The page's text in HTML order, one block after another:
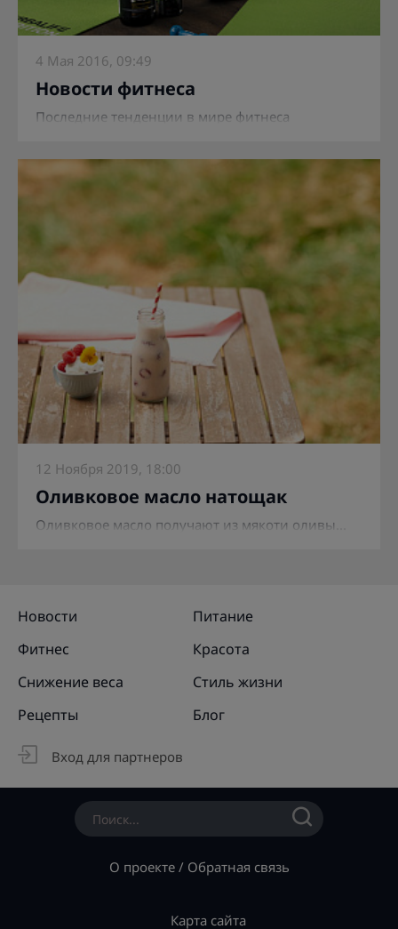
4 Мая 2016, 09:49
Новости фитнеса
Последние тенденции в мире фитнеса
12 Ноября 2019, 18:00
Оливковое масло натощак
Оливковое масло получают из мякоти оливы...
Новости
Питание
Фитнес
Красота
Снижение веса
Стиль жизни
Рецепты
Блог
Вход для партнеров
О проекте/ Обратная связь
Карта сайта